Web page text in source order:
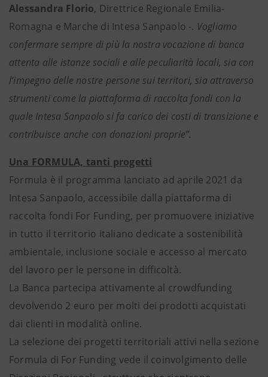
Alessandra Florio, Direttrice Regionale Emilia-
Romagna e Marche di Intesa Sanpaolo -. Vogliamo
confermare sempre di più la nostra vocazione di banca
attenta alle istanze sociali e alle peculiarità locali, sia con
l’impegno delle nostre persone sui territori, sia attraverso
strumenti come la piattaforma di raccolta fondi con la
quale Intesa Sanpaolo si fa carico dei costi di transizione e
contribuisce anche con donazioni proprie”.
Una FORMULA, tanti progetti
Formula è il programma lanciato ad aprile 2021 da
Intesa Sanpaolo, accessibile dalla piattaforma di
raccolta fondi For Funding, per promuovere iniziative
in tutto il territorio italiano dedicate a sostenibilità
ambientale, inclusione sociale e accesso al mercato
del lavoro per le persone in difficoltà.
La Banca partecipa attivamente al crowdfunding
devolvendo 2 euro per molti dei prodotti acquistati
dai clienti in modalità online.
La selezione dei progetti territoriali attivi nella sezione
Formula di For Funding vede il coinvolgimento delle